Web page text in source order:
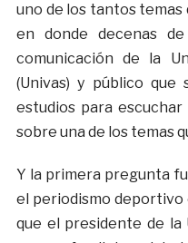
uno de los tantos
en donde decenas
comunicación de la
(Univas) y público
estudios para
sobre una de los temas
Y la primera pregunta
el periodismo deportivo
que el presidente de la